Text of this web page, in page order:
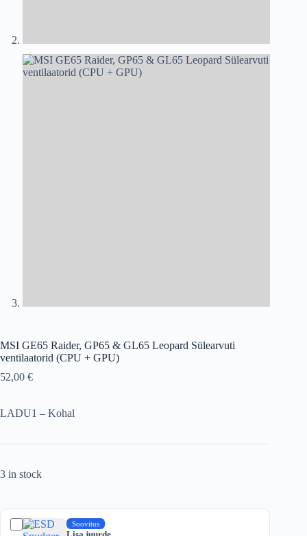
MSI GE65 Raider, GP65 & GL65 Leopard Sülearvuti
ventilaatorid (CPU + GPU)
52,00 €
LADU1 – Kohal
3 in stock
Soovitus